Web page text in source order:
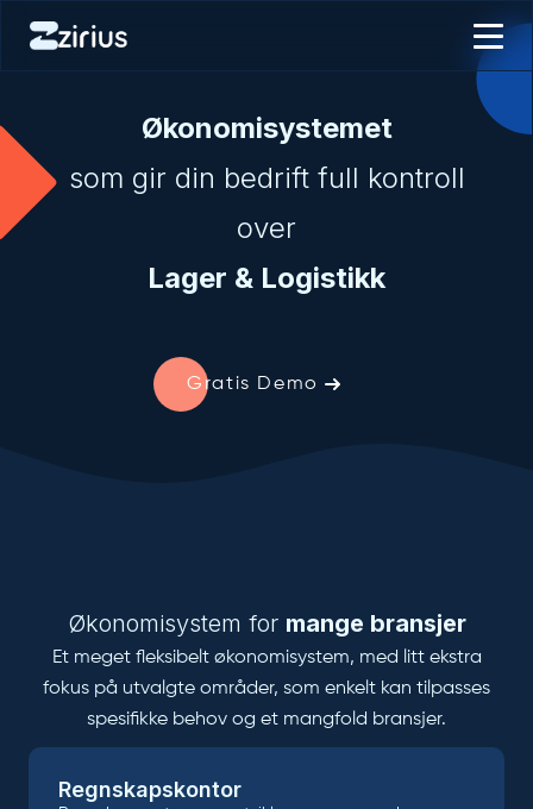
Økonomisystemet
som gir din bedrift full kontroll
over
Lager & Logistikk
Gratis Demo
Økonomisystem for mange bransjer
Et meget fleksibelt økonomisystem, med litt ekstra
fokus på utvalgte områder, som enkelt kan tilpasses
spesifikke behov og et mangfold bransjer.
Regnskapskontor